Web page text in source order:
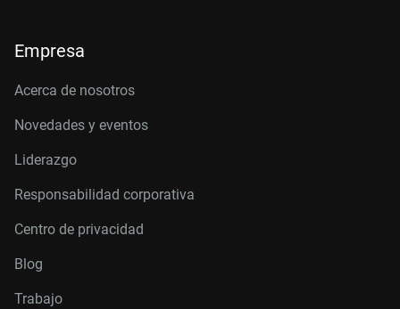
Empresa
Acerca de nosotros
Novedades y eventos
Liderazgo
Responsabilidad corporativa
Centro de privacidad
Blog
Trabajo